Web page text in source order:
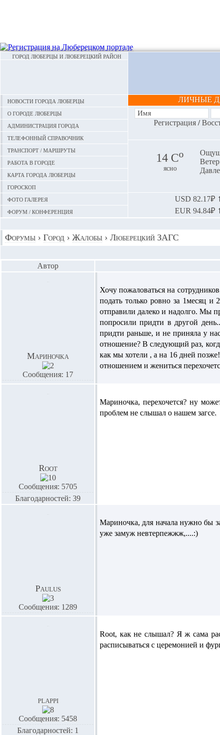
ГОРОД ЛЮБЕРЦЫ И ЛЮБЕРЕЦКИЙ РАЙОН
Новости города Люберцы
О городе Люберцы
Администрация города
Телефонный справочник
Транспорт / маршруты
Работа в городе
Карта города Люберцы
Гороскоп
Фото галерея
Форум / конференция
ЛИЧНЫЕ
Регистрация/
14 Сo
ясно
USD 82.17₽
EUR 94.84₽
Форумы › Город › Жалобы › Люберецкий ЗАГС
Автор
Мариночка
Сообщения: 17
Хочу пожаловаться на
подать только ровно за 1месяц
отправили далеко и надолго. Мы
попросили придти в другой
придти раньше, и не приняла у
отношение? В следующий раз,
как мы хотели , а на 16 дней
отношением и жениться
Root
Сообщения: 5705
Благодарностей: 39
Мариночка,перехочется? ну
проблем не слышал о нашем загсе.
Paulus
Сообщения: 1289
Мариночка, для начала нужно бы
уже замуж невтерпежжж,....:)
plappi
Сообщения: 5458
Благодарностей: 1
Root, как не слышал? Я ж сама
расписываться с церемонией и